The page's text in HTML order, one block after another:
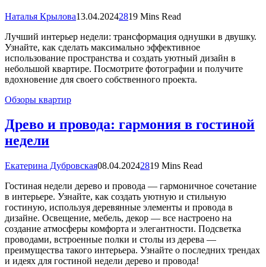
Наталья Крылова13.04.20242819 Mins Read
Лучший интерьер недели: трансформация однушки в двушку.
Узнайте, как сделать максимально эффективное
использование пространства и создать уютный дизайн в
небольшой квартире. Посмотрите фотографии и получите
вдохновение для своего собственного проекта.
Обзоры квартир
Древо и провода: гармония в гостиной
недели
Екатерина Дубровская08.04.20242819 Mins Read
Гостиная недели дерево и провода — гармоничное сочетание
в интерьере. Узнайте, как создать уютную и стильную
гостиную, используя деревянные элементы и провода в
дизайне. Освещение, мебель, декор — все настроено на
создание атмосферы комфорта и элегантности. Подсветка
проводами, встроенные полки и столы из дерева —
преимущества такого интерьера. Узнайте о последних трендах
и идеях для гостиной недели дерево и провода!